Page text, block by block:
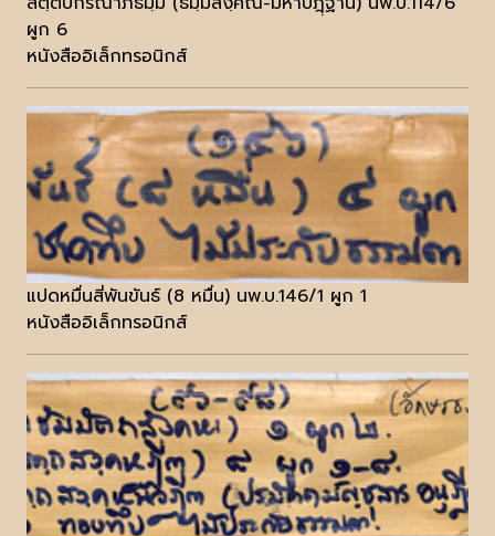
ผูก 6
หนังสืออิเล็กทรอนิกส์
แปดหมื่นสี่พันขันธ์ (8 หมื่น) นพ.บ.146/1 ผูก 1
หนังสืออิเล็กทรอนิกส์